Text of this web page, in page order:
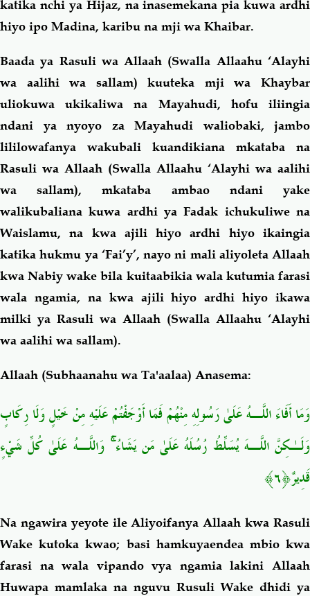
katika nchi ya Hijaz, na inasemekana pia kuwa ardhi
hiyo ipo Madina, karibu na mji wa Khaibar.
Baada ya Rasuli wa Allaah (Swalla Allaahu ‘Alayhi
wa aalihi wa sallam) kuuteka mji wa Khaybar
uliokuwa ukikaliwa na Mayahudi, hofu iliingia
ndani ya nyoyo za Mayahudi waliobaki, jambo
lililowafanya wakubali kuandikiana mkataba na
Rasuli wa Allaah (Swalla Allaahu ‘Alayhi wa aalihi
wa sallam), mkataba ambao ndani yake
walikubaliana kuwa ardhi ya Fadak ichukuliwe na
Waislamu, na kwa ajili hiyo ardhi hiyo ikaingia
katika hukmu ya ‘Fai’y’, nayo ni mali aliyoleta Allaah
kwa Nabiy wake bila kuitaabikia wala kutumia farasi
wala ngamia, na kwa ajili hiyo ardhi hiyo ikawa
milki ya Rasuli wa Allaah (Swalla Allaahu ‘Alayhi
wa aalihi wa sallam).
Allaah (Subhaanahu wa Ta'aalaa) Anasema:
وَمَا أَفَاءَ اللَّـهُ عَلَىٰ رَسُولِهِ مِنْهُمْ فَمَا أَوْجَفْتُمْ عَلَيْهِ مِنْ خَيْلٍ وَلَا رِكَابٍ
وَلَـٰكِنَّ اللَّـهَ يُسَلِّطُ رُسُلَهُ عَلَىٰ مَن يَشَاءُ ۚ وَاللَّـهُ عَلَىٰ كُلِّ شَيْءٍ
قَدِيرٌ﴿٦﴾
Na ngawira yeyote ile Aliyoifanya Allaah kwa Rasuli
Wake kutoka kwao; basi hamkuyaendea mbio kwa
farasi na wala vipando vya ngamia lakini Allaah
Huwapa mamlaka na nguvu Rusuli Wake dhidi ya